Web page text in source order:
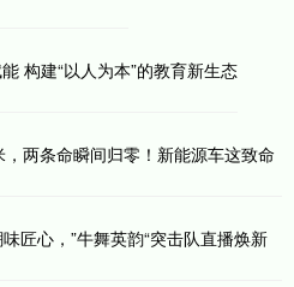
构建“以人为本”的教育新生态
两条命瞬间归零！新能源车这致命
匠心，”牛舞英韵“突击队直播焕新